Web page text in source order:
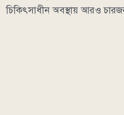
চিকিৎসাধীন অবস্থায় আরও